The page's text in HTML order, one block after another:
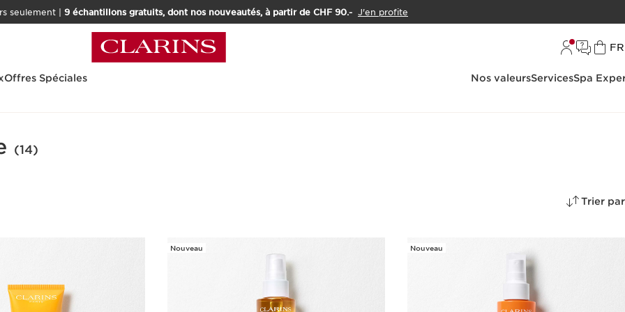
seulement | 9 échantillons gratuits, dont nos nouveautés, à partir de CHF 90.- J'en profite
FR
Offres Spéciales Nos valeursServicesSpa
(14)
Trier par
Nouveau Nouveau